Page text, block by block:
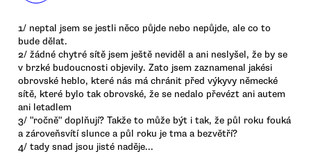
1/ neptal jsem se jestli něco půjde nebo nepůjde, ale co to
bude dělat.
2/ žádné chytré sítě jsem ještě neviděl a ani neslyšel, že by se
v brzké budoucnosti objevily. Zato jsem zaznamenal jakési
obrovské heblo, které nás má chránit před výkyvy německé
sítě, které bylo tak obrovské, že se nedalo převézt ani autem
ani letadlem
3/ "ročně" doplňují? Takže to může být i tak, že půl roku fouká
a zároveňsvítí slunce a půl roku je tma a bezvětří?
4/ tady snad jsou jisté naděje...